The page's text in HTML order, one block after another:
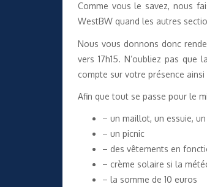
Comme vous le savez, nous
WestBW quand les autres
Nous vous donnons donc
vers 17h15. N’oubliez pas que la
compte sur votre présence
Afin que tout se passe pour le
– un maillot, un essuie,
– un picnic
– des vêtements en
– crème solaire si la
– la somme de 10 euros